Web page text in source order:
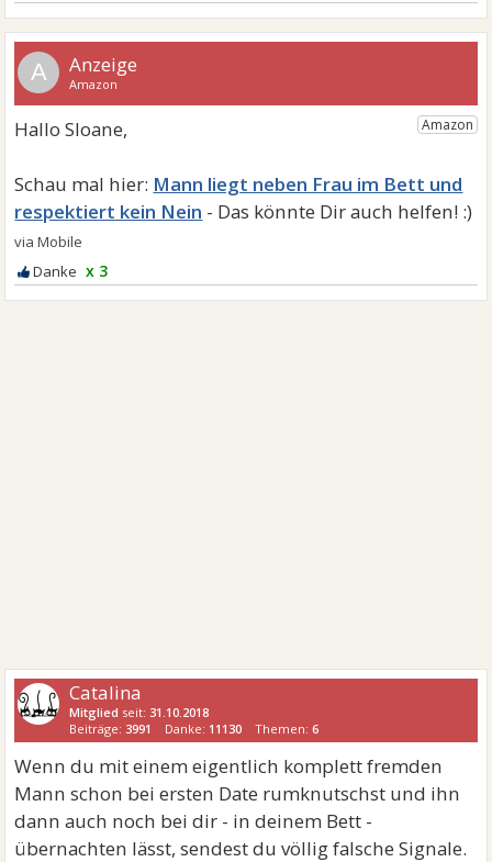
A
Mann liegt neben Frau im Bett und
respektiert kein Nein
x 3
Catalina
Mitglied seit: 31.10.2018
Beiträge: 3991 Danke: 11130 Themen:6
Wenn du mit einem eigentlich komplett fremden
Mann schon bei ersten Date rumknutschst und ihn
dann auch noch bei dir - in deinem Bett -
übernachten lässt, sendest du völlig falsche Signale.